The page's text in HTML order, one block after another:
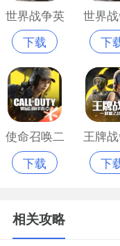
世界战争英
雄免费版
下载
世界
雄安
版
下
使命召唤二
战手游
下载
王牌
盟之
下
相关攻略